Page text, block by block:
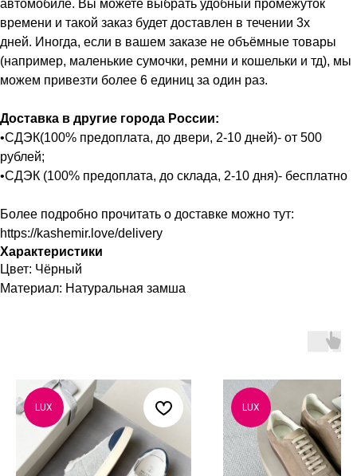
автомобиле. Вы можете выбрать удобный промежуток
времени и такой заказ будет доставлен в течении 3х
дней. Иногда, если в вашем заказе не объёмные товары
(например, маленькие сумочки, ремни и кошельки и тд), мы
можем привезти более 6 единиц за один раз.
Доставка в другие города России:
•СДЭК(100% предоплата, до двери, 2-10 дней)- от 500
рублей;
•СДЭК (100% предоплата, до склада, 2-10 дня)- бесплатно
Более подробно прочитать о доставке можно тут:
https://kashemir.love/delivery
Характеристики
Цвет: Чёрный
Материал: Натуральная замша
LUX LUX